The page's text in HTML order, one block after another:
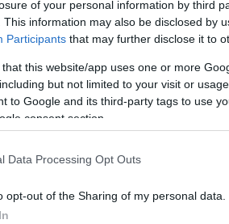
of your personal information by third
This information may also be disclosed by
Participants that may further disclose it to
that this website/app uses one or more
but not limited to your visit or
to Google and its third-party tags to use
consent section.
Data Processing Opt Outs
opt-out of the Sharing of my personal data.